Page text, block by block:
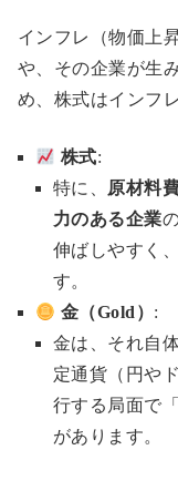
インフレ（物価上
や、その企業が生
め、株式はインフ
株式:
特に、 原材料
力のある企業
伸ばしやすく
す。
金（Gold） :
金は、それ自
定通貨（円や
行する局面で
があります。